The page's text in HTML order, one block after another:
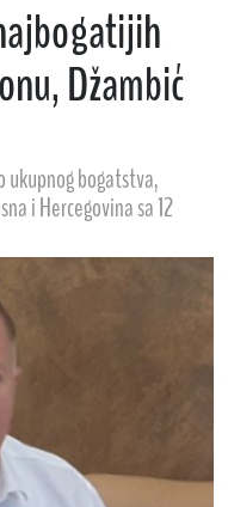
Džambić
ukupnog bogatstva,
i Hercegovina sa 12